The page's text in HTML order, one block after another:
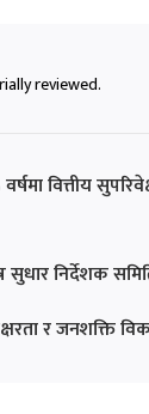
reviewed.
वित्तीय
सुधार निर्देशक
र जनशक्ति